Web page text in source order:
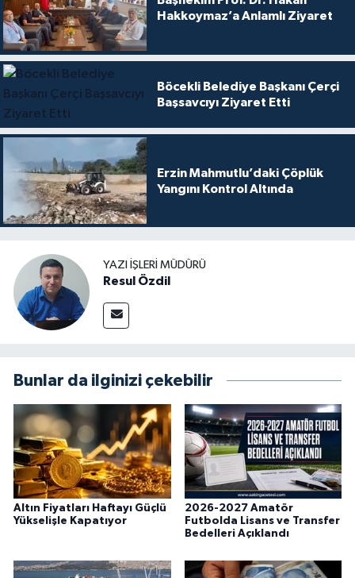
Hakkoymaz’a Anlamlı Ziyaret
Böcekli Belediye Başkanı Çerçi
Başsavcıyı Ziyaret Etti
Erzin Mahmutlu’daki Çöplük
Yangını Kontrol Altında
YAZI İŞLERI MÜDÜRÜ
Resul Özdil
Bunlar da ilginizi çekebilir
Altın Fiyatları Haftayı Güçlü
Yükselişle Kapatıyor
2026-2027 Amatör
Futbolda Lisans ve Transfer
Bedelleri Açıklandı